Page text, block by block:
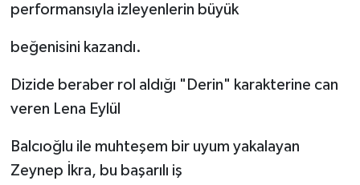
performansıyla izleyenlerin büyük
beğenisini kazandı.
Dizide beraber rol aldığı "Derin" karakterine can
veren Lena Eylül
Balcıoğlu ile muhteşem bir uyum yakalayan
Zeynep İkra, bu başarılı iş